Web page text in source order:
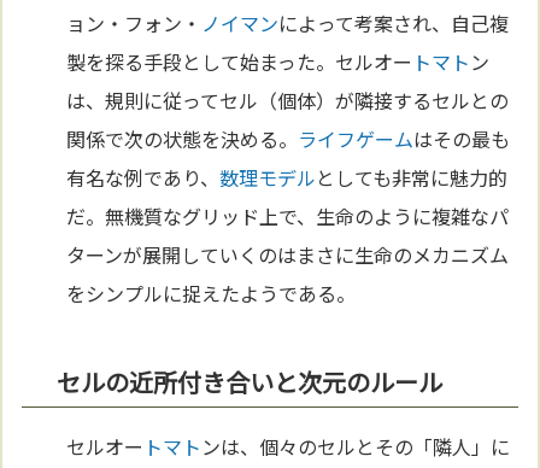
ョン・フォン・ ノイマンによって考案され、自己複
製を探る手段として始まった。セルオー トマトン
は、規則に従ってセル（個体）が隣接するセルとの
関係で次の状態を決める。 ライフゲームはその最も
有名な例であり、数理モデルとしても非常に魅力的
だ。無機質なグリッド上で、生命のように複雑なパ
ターンが展開していくのはまさに生命のメカニズム
をシンプルに捉えたようである。
セルの近所付き合いと次元のルール
セルオー トマト ンは、個々のセルとその「隣人」に